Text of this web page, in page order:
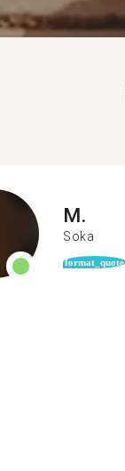
M.
Soka
format_quote